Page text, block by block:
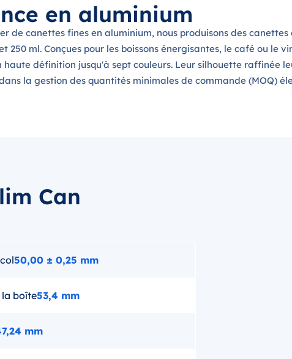
en aluminium
de canettes fines en aluminium, nous produisons des
250 ml. Conçues pour les boissons énergisantes, le café ou
haute définition jusqu'à sept couleurs. Leur silhouette raffinée
la gestion des quantités minimales de commande (MOQ)
Can
50,00 ± 0,25 mm
la boîte53,4 mm
mm